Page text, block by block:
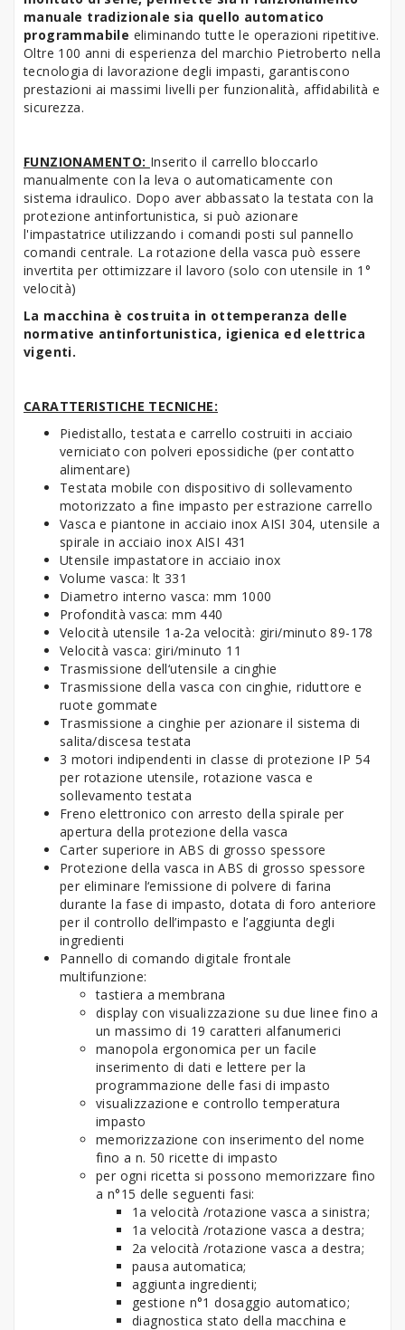
manuale tradizionale sia quello automatico
programmabile eliminando tutte le operazioni ripetitive.
Oltre 100 anni di esperienza del marchio Pietroberto nella
tecnologia di lavorazione degli impasti, garantiscono
prestazioni ai massimi livelli per funzionalità, affidabilità e
sicurezza.
FUNZIONAMENTO: Inserito il carrello bloccarlo
manualmente con la leva o automaticamente con
sistema idraulico. Dopo aver abbassato la testata con la
protezione antinfortunistica, si può azionare
l'impastatrice utilizzando i comandi posti sul pannello
comandi centrale. La rotazione della vasca può essere
invertita per ottimizzare il lavoro (solo con utensile in 1°
velocità)
La macchina è costruita in ottemperanza delle
normative antinfortunistica, igienica ed elettrica
vigenti.
CARATTERISTICHE TECNICHE:
Piedistallo, testata e carrello costruiti in acciaio
verniciato con polveri epossidiche (per contatto
alimentare)
Testata mobile con dispositivo di sollevamento
motorizzato a fine impasto per estrazione carrello
Vasca e piantone in acciaio inox AISI 304, utensile a
spirale in acciaio inox AISI 431
Utensile impastatore in acciaio inox
Volume vasca: lt 331
Diametro interno vasca: mm 1000
Profondità vasca: mm 440
Velocità utensile 1a-2a velocità: giri/minuto 89-178
Velocità vasca: giri/minuto 11
Trasmissione dell‘utensile a cinghie
Trasmissione della vasca con cinghie, riduttore e
ruote gommate
Trasmissione a cinghie per azionare il sistema di
salita/discesa testata
3 motori indipendenti in classe di protezione IP 54
per rotazione utensile, rotazione vasca e
sollevamento testata
Freno elettronico con arresto della spirale per
apertura della protezione della vasca
Carter superiore in ABS di grosso spessore
Protezione della vasca in ABS di grosso spessore
per eliminare l‘emissione di polvere di farina
durante la fase di impasto, dotata di foro anteriore
per il controllo dell’impasto e l’aggiunta degli
ingredienti
Pannello di comando digitale frontale
multifunzione:
tastiera a membrana
display con visualizzazione su due linee fino a
un massimo di 19 caratteri alfanumerici
manopola ergonomica per un facile
inserimento di dati e lettere per la
programmazione delle fasi di impasto
visualizzazione e controllo temperatura
impasto
memorizzazione con inserimento del nome
fino a n. 50 ricette di impasto
per ogni ricetta si possono memorizzare fino
a n°15 delle seguenti fasi:
1a velocità /rotazione vasca a sinistra;
1a velocità /rotazione vasca a destra;
2a velocità /rotazione vasca a destra;
pausa automatica;
aggiunta ingredienti;
gestione n°1 dosaggio automatico;
diagnostica stato della macchina e